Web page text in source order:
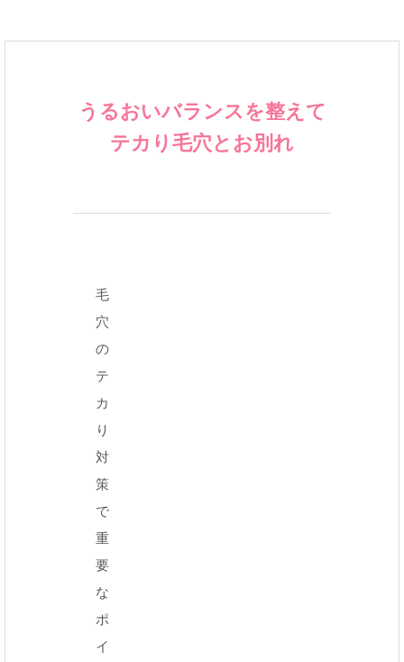
うるおいバランスを整えて
テカり毛穴とお別れ
毛
穴
の
テ
カ
り
対
策
で
重
要
な
ポ
イ